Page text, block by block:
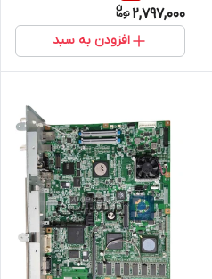
2,797,000
افزودن به سبد